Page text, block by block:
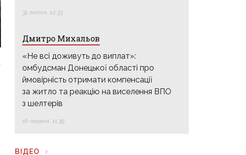
31 липня, 12:33
Дмитро Михальов
«Не всі доживуть до виплат»:
омбудсман Донецької області про
ймовірність отримати компенсації
за житло та реакцію на виселення ВПО
з шелтерів
16 червня, 11:39
ВІДЕО